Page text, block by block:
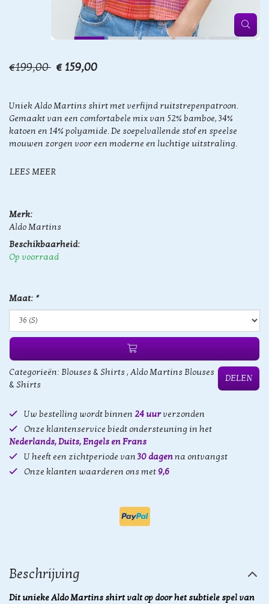
€199,00 € 159,00
Uniek Aldo Martins shirt met verfijnd ruitstrepenpatroon.
Gemaakt van een comfortabele mix van 52% bamboe, 34%
katoen en 14% polyamide. De soepelvallende stof en speelse
mouwen zorgen voor een moderne en luchtige uitstraling.
LEES MEER
Merk:
Aldo Martins
Beschikbaarheid:
Op voorraad
Maat: *
Categorieën: Blouses & Shirts, Aldo Martins Blouses
& Shirts
DELEN
Uw bestelling wordt binnen 24 uurverzonden
Onze klantenservice biedt ondersteuning in het
Nederlands, Duits, Engels en Frans
U heeft een zichtperiode van30 dagenna ontvangst
Onze klanten waarderen ons met 9,6
Beschrijving
Dit unieke Aldo Martins shirt valt op door het subtiele spel van